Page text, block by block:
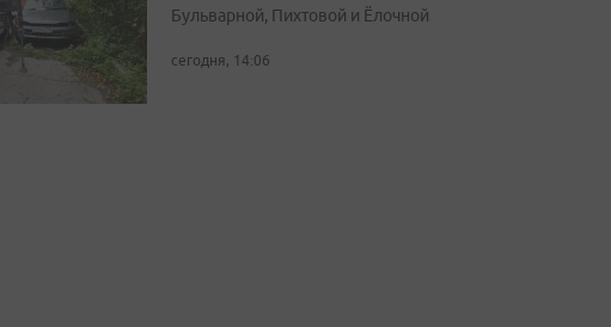
Бульварной, Пихтовой и Ёлочной
сегодня, 14:06